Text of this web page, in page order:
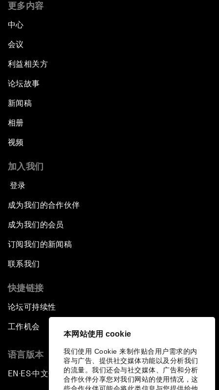
本网站使用 cookie
我们使用 Cookie 来制作贴合用户需求的内
容与广告、提供社交媒体功能以及分析我们
的流量。我们还会与社交媒体、广告和分析
合作伙伴分享您对我们网站的使用情况，这
更多内容
中心
会议
利益相关方
论坛故事
新闻稿
相册
视频
加入我们
登录
成为我们的合作伙伴
成为我们的会员
订阅我们的新闻稿
联系我们
快捷链接
论坛可持续性
工作机会
语言版本
EN ▪ES▪中文▪ 日本語